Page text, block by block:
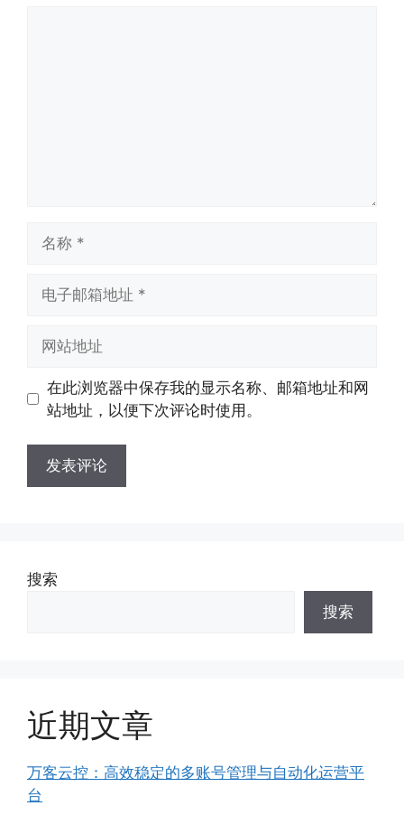
址
址
在此浏览器中保存我的显示名称、邮箱地址和网
站地址，以便下次评论时使用。
搜索
搜索
近期文章
万客云控：高效稳定的多账号管理与自动化运营平
台